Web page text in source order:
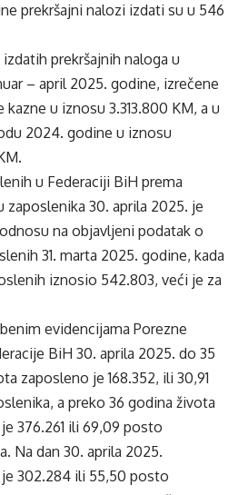
prekršajni nalozi izdati su u 546
prekršajnih naloga u
– april 2025. godine, izrečene
kazne u iznosu 3.313.800 KM, a u
2024. godine u iznosu
u Federaciji BiH prema
zaposlenika 30. aprila 2025. je
odnosu na objavljeni podatak o
31. marta 2025. godine, kada
iznosio 542.803, veći je za
evidencijama Porezne
BiH 30. aprila 2025. do 35
zaposleno je 168.352, ili 30,91
a preko 36 godina života
376.261 ili 69,09 posto
Na dan 30. aprila 2025.
302.284 ili 55,50 posto